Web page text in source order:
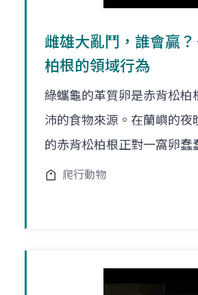
雌雄大亂鬥，誰會贏
柏根的領域行為
綠蠵龜的革質卵是赤背松柏
沛的食物來源。在蘭嶼的夜
的赤背松柏根正對一窩卵蠢
爬行動物